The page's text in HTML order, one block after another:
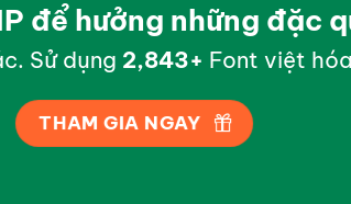
để hưởng những đặc
Sử dụng 2,995+ Font việt
THAM GIA NGAY